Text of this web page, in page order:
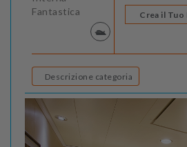
Fantastica
Crea il
Descrizione categoria